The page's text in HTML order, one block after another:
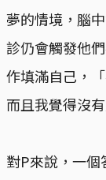
夢的情境，腦
診仍會觸發他
作填滿自己，
而且我覺得沒
對P來說，一